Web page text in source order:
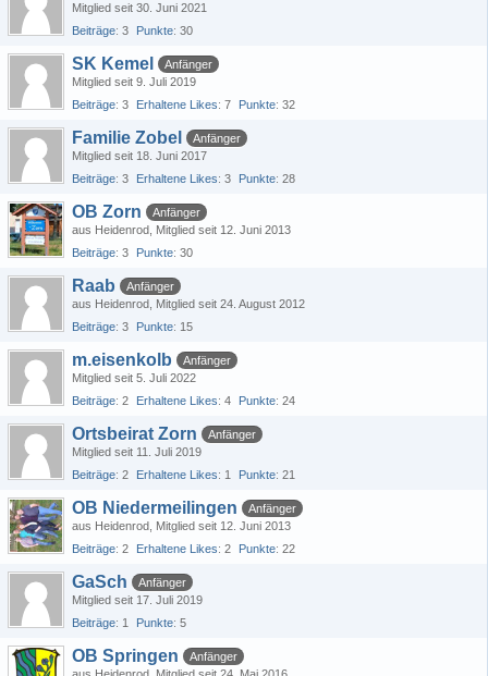
Mitglied seit 30. Juni 2021
Beiträge 3 Punkte 30
SK Kemel
Anfänger
Mitglied seit 9. Juli 2019
Beiträge 3 Erhaltene Likes 7 Punkte 32
Familie Zobel
Anfänger
Mitglied seit 18. Juni 2017
Beiträge 3 Erhaltene Likes 3 Punkte 28
OB Zorn
Anfänger
aus Heidenrod Mitglied seit 12. Juni 2013
Beiträge 3 Punkte 30
Raab
Anfänger
aus Heidenrod Mitglied seit 24. August 2012
Beiträge 3 Punkte 15
m.eisenkolb
Anfänger
Mitglied seit 5. Juli 2022
Beiträge 2 Erhaltene Likes 4 Punkte 24
Ortsbeirat Zorn
Anfänger
Mitglied seit 11. Juli 2019
Beiträge 2 Erhaltene Likes 1 Punkte 21
OB Niedermeilingen
Anfänger
aus Heidenrod Mitglied seit 12. Juni 2013
Beiträge 2 Erhaltene Likes 2 Punkte 22
GaSch
Anfänger
Mitglied seit 17. Juli 2019
Beiträge 1 Punkte 5
OB Springen
Anfänger